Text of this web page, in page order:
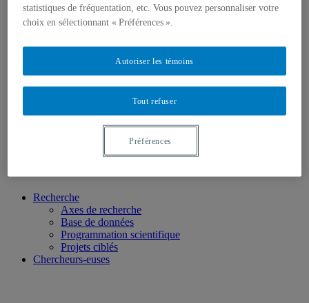
Activités
Colloque international CRISES
Perspectives et dialogue
Recherche
Axes de recherche
Base de données
Programmation scientifique
Projets ciblés
Chercheurs-euses
statistiques de fréquentation, etc. Vous pouvez personnaliser votre
choix en sélectionnant « Préférences ».
Tout refuser
Autoriser les témoins
Préférences